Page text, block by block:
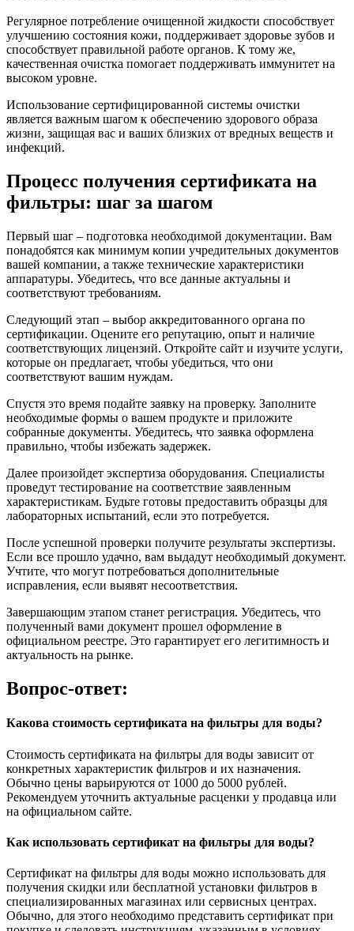
Регулярное потребление очищенной жидкости способствует
улучшению состояния кожи, поддерживает здоровье зубов и
способствует правильной работе органов. К тому же,
качественная очистка помогает поддерживать иммунитет на
высоком уровне.
Использование сертифицированной системы очистки
является важным шагом к обеспечению здорового образа
жизни, защищая вас и ваших близких от вредных веществ и
инфекций.
Процесс получения сертификата на
фильтры: шаг за шагом
Первый шаг – подготовка необходимой документации. Вам
понадобятся как минимум копии учредительных документов
вашей компании, а также технические характеристики
аппаратуры. Убедитесь, что все данные актуальны и
соответствуют требованиям.
Следующий этап – выбор аккредитованного органа по
сертификации. Оцените его репутацию, опыт и наличие
соответствующих лицензий. Откройте сайт и изучите услуги,
которые он предлагает, чтобы убедиться, что они
соответствуют вашим нуждам.
Спустя это время подайте заявку на проверку. Заполните
необходимые формы о вашем продукте и приложите
собранные документы. Убедитесь, что заявка оформлена
правильно, чтобы избежать задержек.
Далее произойдет экспертиза оборудования. Специалисты
проведут тестирование на соответствие заявленным
характеристикам. Будьте готовы предоставить образцы для
лабораторных испытаний, если это потребуется.
После успешной проверки получите результаты экспертизы.
Если все прошло удачно, вам выдадут необходимый документ.
Учтите, что могут потребоваться дополнительные
исправления, если выявят несоответствия.
Завершающим этапом станет регистрация. Убедитесь, что
полученный вами документ прошел оформление в
официальном реестре. Это гарантирует его легитимность и
актуальность на рынке.
Вопрос-ответ:
Какова стоимость сертификата на фильтры для воды?
Стоимость сертификата на фильтры для воды зависит от
конкретных характеристик фильтров и их назначения.
Обычно цены варьируются от 1000 до 5000 рублей.
Рекомендуем уточнить актуальные расценки у продавца или
на официальном сайте.
Как использовать сертификат на фильтры для воды?
Сертификат на фильтры для воды можно использовать для
получения скидки или бесплатной установки фильтров в
специализированных магазинах или сервисных центрах.
Обычно, для этого необходимо представить сертификат при